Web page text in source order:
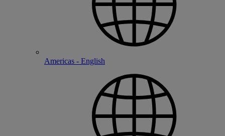
Americas - English